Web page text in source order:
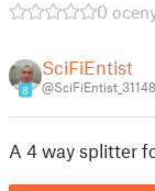
0
8
SciFiEntist
A 4 way splitter